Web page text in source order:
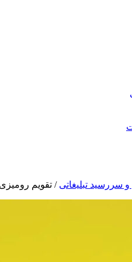
و سررسید تبلیغاتی / تقویم رومیزی